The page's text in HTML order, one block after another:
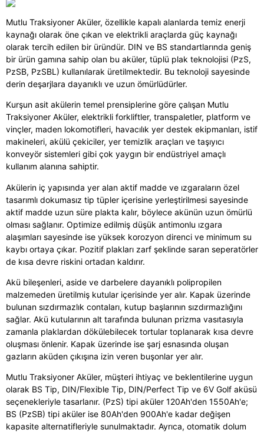
Mutlu Traksiyoner Aküler, özellikle kapalı alanlarda temiz enerji
kaynağı olarak öne çıkan ve elektrikli araçlarda güç kaynağı
olarak tercih edilen bir üründür. DIN ve BS standartlarında geniş
bir ürün gamına sahip olan bu aküler, tüplü plak teknolojisi (PzS,
PzSB, PzSBL) kullanılarak üretilmektedir. Bu teknoloji sayesinde
derin deşarjlara dayanıklı ve uzun ömürlüdürler.
Kurşun asit akülerin temel prensiplerine göre çalışan Mutlu
Traksiyoner Aküler, elektrikli forkliftler, transpaletler, platform ve
vinçler, maden lokomotifleri, havacılık yer destek ekipmanları, istif
makineleri, akülü çekiciler, yer temizlik araçları ve taşıyıcı
konveyör sistemleri gibi çok yaygın bir endüstriyel amaçlı
kullanım alanına sahiptir.
Akülerin iç yapısında yer alan aktif madde ve ızgaraların özel
tasarımlı dokumasız tip tüpler içerisine yerleştirilmesi sayesinde
aktif madde uzun süre plakta kalır, böylece akünün uzun ömürlü
olması sağlanır. Optimize edilmiş düşük antimonlu ızgara
alaşımları sayesinde ise yüksek korozyon direnci ve minimum su
kaybı ortaya çıkar. Pozitif plakları zarf şeklinde saran seperatörler
de kısa devre riskini ortadan kaldırır.
Akü bileşenleri, aside ve darbelere dayanıklı polipropilen
malzemeden üretilmiş kutular içerisinde yer alır. Kapak üzerinde
bulunan sızdırmazlık contaları, kutup başlarının sızdırmazlığını
sağlar. Akü kutularının alt tarafında bulunan prizma vasıtasıyla
zamanla plaklardan dökülebilecek tortular toplanarak kısa devre
oluşması önlenir. Kapak üzerinde ise şarj esnasında oluşan
gazların aküden çıkışına izin veren buşonlar yer alır.
Mutlu Traksiyoner Aküler, müşteri ihtiyaç ve beklentilerine uygun
olarak BS Tip, DIN/Flexible Tip, DIN/Perfect Tip ve 6V Golf aküsü
seçenekleriyle tasarlanır. (PzS) tipi aküler 120Ah'den 1550Ah'e;
BS (PzSB) tipi aküler ise 80Ah'den 900Ah'e kadar değişen
kapasite alternatifleriyle sunulmaktadır. Ayrıca, otomatik dolum